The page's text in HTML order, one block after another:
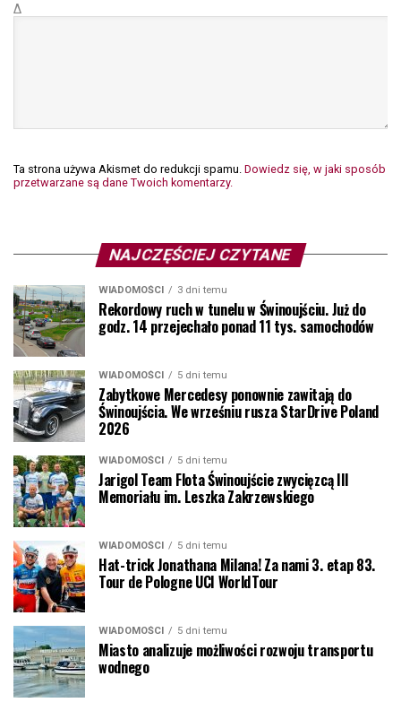
Δ
Ta strona używa Akismet do redukcji spamu. Dowiedz się, w jaki sposób
przetwarzane są dane Twoich komentarzy.
NAJCZĘŚCIEJ CZYTANE
WIADOMOŚCI 3 dni temu
Rekordowy ruch w tunelu w Świnoujściu. Już do
godz. 14 przejechało ponad 11 tys. samochodów
WIADOMOŚCI 5 dni temu
Zabytkowe Mercedesy ponownie zawitają do
Świnoujścia. We wrześniu rusza StarDrive Poland
2026
WIADOMOŚCI 5 dni temu
Jarigol Team Flota Świnoujście zwycięzcą III
Memoriału im. Leszka Zakrzewskiego
WIADOMOŚCI 5 dni temu
Hat-trick Jonathana Milana! Za nami 3. etap 83.
Tour de Pologne UCI WorldTour
WIADOMOŚCI 5 dni temu
Miasto analizuje możliwości rozwoju transportu
wodnego